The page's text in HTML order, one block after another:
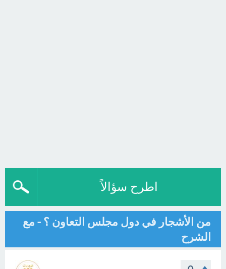
اطرح سؤالاً
من الأشجار في دول مجلس التعاون ؟ - مع
الشرح